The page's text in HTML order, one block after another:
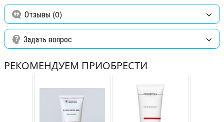
Отзывы (0)
Задать вопрос
РЕКОМЕНДУЕМ ПРИОБРЕСТИ